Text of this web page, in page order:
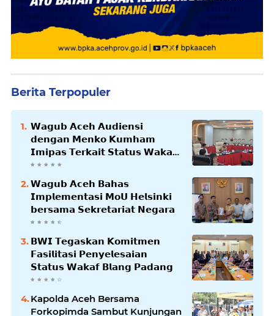
Berita Terpopuler
𝗪𝗮𝗴𝘂𝗯 𝗔𝗰𝗲𝗵 𝗔𝘂𝗱𝗶𝗲𝗻𝘀𝗶
𝗱𝗲𝗻𝗴𝗮𝗻 𝗠𝗲𝗻𝗸𝗼 𝗞𝘂𝗺𝗵𝗮𝗺
𝗜𝗺𝗶𝗽𝗮𝘀 𝗧𝗲𝗿𝗸𝗮𝗶𝘁 𝗦𝘁𝗮𝘁𝘂𝘀 𝗪𝗮𝗸𝗮𝗳
𝗕𝗹𝗮𝗻𝗴𝗽𝗮𝗱𝗮𝗻𝗴
𝗪𝗮𝗴𝘂𝗯 𝗔𝗰𝗲𝗵 𝗕𝗮𝗵𝗮𝘀
𝗜𝗺𝗽𝗹𝗲𝗺𝗲𝗻𝘁𝗮𝘀𝗶 𝗠𝗼𝗨 𝗛𝗲𝗹𝘀𝗶𝗻𝗸𝗶
𝗯𝗲𝗿𝘀𝗮𝗺𝗮 𝗦𝗲𝗸𝗿𝗲𝘁𝗮𝗿𝗶𝗮𝘁 𝗡𝗲𝗴𝗮𝗿𝗮
𝗕𝗪𝗜 𝗧𝗲𝗴𝗮𝘀𝗸𝗮𝗻 𝗞𝗼𝗺𝗶𝘁𝗺𝗲𝗻
𝗙𝗮𝘀𝗶𝗹𝗶𝘁𝗮𝘀𝗶 𝗣𝗲𝗻𝘆𝗲𝗹𝗲𝘀𝗮𝗶𝗮𝗻
𝗦𝘁𝗮𝘁𝘂𝘀 𝗪𝗮𝗸𝗮𝗳 𝗕𝗹𝗮𝗻𝗴 𝗣𝗮𝗱𝗮𝗻𝗴
Kapolda Aceh Bersama
Forkopimda Sambut Kunjungan